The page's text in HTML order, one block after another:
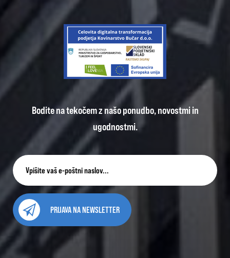
Bodite na tekočem z našo ponudbo, novostmi in
ugodnostmi.
PRIJAVA NA NEWSLETTER